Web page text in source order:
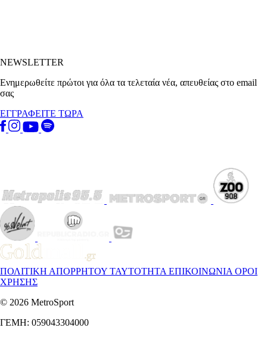
NEWSLETTER
Ενημερωθείτε πρώτοι για όλα τα τελεταία νέα, απευθείας στο email
σας
ΕΓΓΡΑΦΕΙΤΕ ΤΩΡΑ
ΠΟΛΙΤΙΚΗ ΑΠΟΡΡΗΤΟΥ ΤΑΥΤΟΤΗΤΑ ΕΠΙΚΟΙΝΩΝΙΑ ΟΡΟΙ
ΧΡΗΣΗΣ
© 2026 MetroSport
ΓΕΜΗ: 059043304000